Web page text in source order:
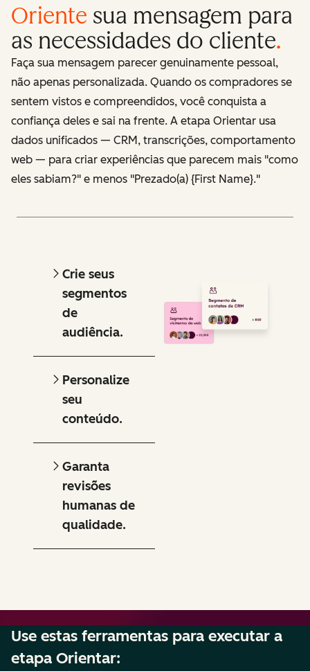
Oriente sua mensagem para
as necessidades do cliente.
Faça sua mensagem parecer genuinamente pessoal,
não apenas personalizada. Quando os compradores se
sentem vistos e compreendidos, você conquista a
confiança deles e sai na frente. A etapa Orientar usa
dados unificados — CRM, transcrições, comportamento
web — para criar experiências que parecem mais "como
eles sabiam?" e menos "Prezado(a) {First Name}."
Crie seus
segmentos
de
audiência.
Personalize
seu
conteúdo.
Garanta
revisões
humanas de
qualidade.
Use estas ferramentas para executar a
etapa Orientar: